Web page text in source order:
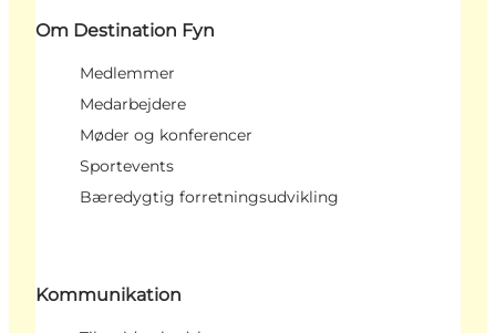
Om Destination Fyn
Medlemmer
Medarbejdere
Møder og konferencer
Sportevents
Bæredygtig forretningsudvikling
Kommunikation